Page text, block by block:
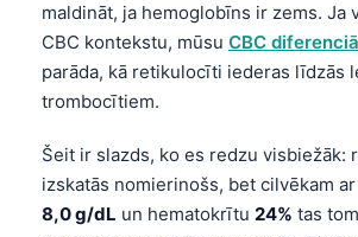
maldināt, ja hemoglobīns ir zems. Ja
CBC kontekstu, mūsu CBC
parāda, kā retikulocīti iederas līdzās
trombocītiem.
Šeit ir slazds, ko es redzu visbiežāk:
izskatās nomierinošs, bet cilvēkam
8,0 g/dL un hematokrītu 24% tas